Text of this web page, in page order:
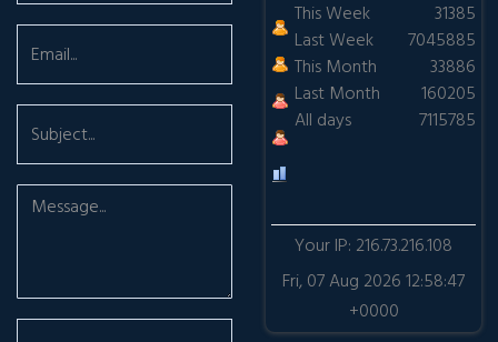
This Week
Last Week
This Month
Last Month
All days
31385
7045885
33886
160205
7115785
Your IP: 216.73.216.108
Fri, 07 Aug 2026 12:58:47
+0000